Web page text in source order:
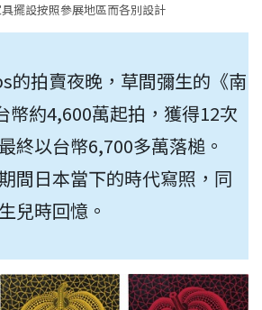
擺設按照參展地區而各別設計
的拍賣夜晚，草間彌生的《南
幣約4,600萬起拍，獲得12次
終以台幣6,700多萬落槌。
間日本當下的時代寫照，同
兒時回憶。